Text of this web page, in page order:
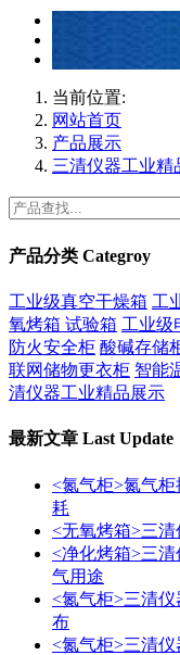
当前位置:
网站首页
产品展示
三清仪器工业精
产品分类 Categroy
工业级真空干燥箱 工
氧烤箱 试验箱 工业级
防火安全柜 酸碱存储
联网储物更衣柜 智能
清仪器工业精品展示
最新文章 Last Update
<氮气柜>氮气
耗
<无氧烤箱>三
<净化烤箱>三
气用途
<氮气柜>三清
布
<氮气柜>三清